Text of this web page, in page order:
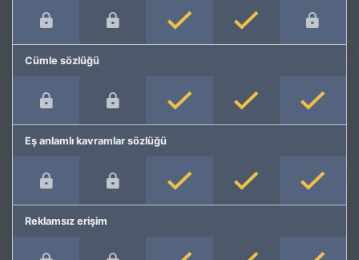
Cümle sözlüğü
Eş anlamlı kavramlar sözlüğü
Reklamsız erişim